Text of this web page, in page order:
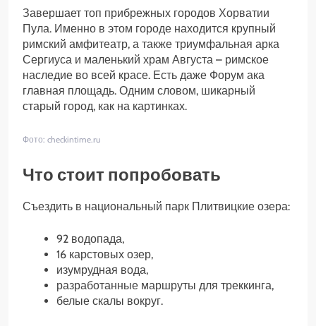
Завершает топ прибрежных городов Хорватии
Пула. Именно в этом городе находится крупный
римский амфитеатр, а также триумфальная арка
Сергиуса и маленький храм Августа – римское
наследие во всей красе. Есть даже Форум ака
главная площадь. Одним словом, шикарный
старый город, как на картинках.
Фото: checkintime.ru
Что стоит попробовать
Съездить в национальный парк Плитвицкие озера:
92 водопада,
16 карстовых озер,
изумрудная вода,
разработанные маршруты для треккинга,
белые скалы вокруг.